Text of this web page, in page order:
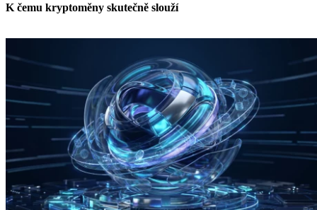
K čemu kryptoměny skutečně slouží